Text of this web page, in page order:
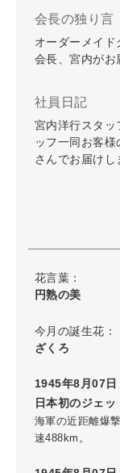
会長の独り言
オーダーメイ
会長、宮内がお
社員日記
宮内洋行スタッ
ッフ一同お客様
さんでお届けし
花言葉：
円熟の美
今月の誕生花：
ざくろ
1945年8月07日
日本初のジェ
海軍の近距離爆
速488km。